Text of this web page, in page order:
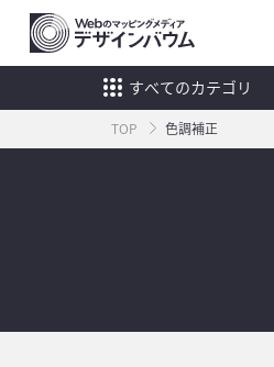
すべてのカテゴリ
TOP 色調補正